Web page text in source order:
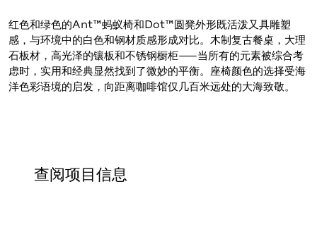
红色和绿色的Ant™蚂蚁椅和Dot™圆凳外形既活泼又具雕塑
感，与环境中的白色和钢材质感形成对比。木制复古餐桌，大理
石板材，高光泽的镶板和不锈钢橱柜——当所有的元素被综合考
虑时，实用和经典显然找到了微妙的平衡。座椅颜色的选择受海
洋色彩语境的启发，向距离咖啡馆仅几百米远处的大海致敬。
查阅项目信息